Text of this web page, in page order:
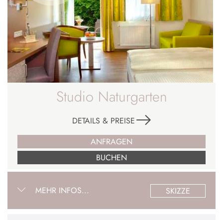
Studio Naturgarten
MEHR INFOS... SKIZZE
DETAILS & PREISE
ANFRAGEN
BUCHEN